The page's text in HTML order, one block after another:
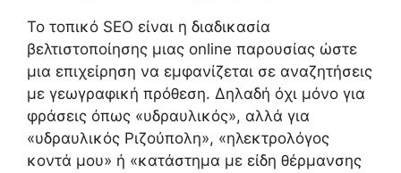
Το τοπικό SEO είναι η διαδικασία
βελτιστοποίησης μιας online παρουσίας ώστε
μια επιχείρηση να εμφανίζεται σε αναζητήσεις
με γεωγραφική πρόθεση. Δηλαδή όχι μόνο για
φράσεις όπως «υδραυλικός», αλλά για
«υδραυλικός Ριζούπολη», «ηλεκτρολόγος
κοντά μου» ή «κατάστημα με είδη θέρμανσης